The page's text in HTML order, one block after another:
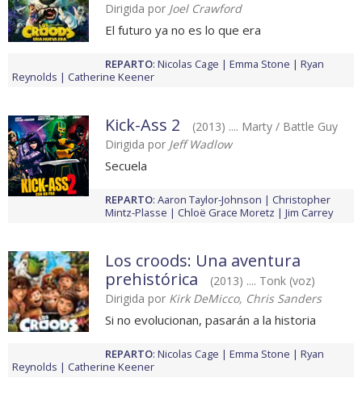
Dirigida por Joel Crawford
El futuro ya no es lo que era
REPARTO: Nicolas Cage Emma Stone
Ryan
Reynolds
Catherine Keener
Kick-Ass 2
(2013) .... Marty / Battle Guy
Dirigida por Jeff Wadlow
Secuela
REPARTO: Aaron Taylor-Johnson
Christopher
Mintz-Plasse
Chloë Grace Moretz Jim Carrey
Los croods: Una aventura
prehistórica
(2013) .... Tonk (voz)
Dirigida por Kirk DeMicco, Chris Sanders
Si no evolucionan, pasarán a la historia
REPARTO: Nicolas Cage Emma Stone
Ryan
Reynolds
Catherine Keener